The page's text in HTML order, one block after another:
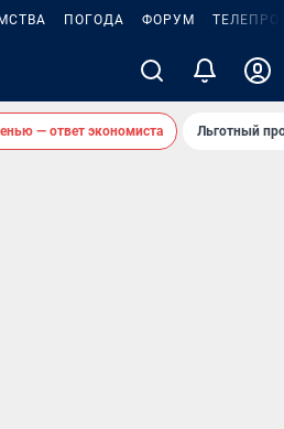
ПОГОДА ФОРУМ
— ответ экономиста Льготный